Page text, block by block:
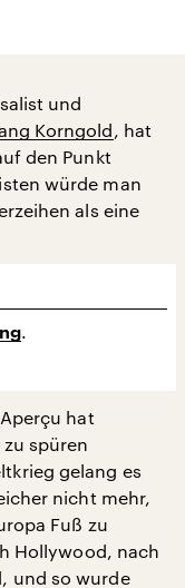
und
Korngold , hat
den Punkt
würde man
als eine
.
hat
spüren
gelang es
nicht mehr,
Fuß zu
Hollywood, nach
und so wurde